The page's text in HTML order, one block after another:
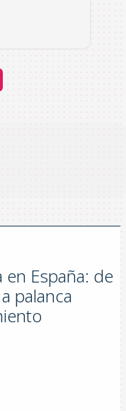
España: de
palanca